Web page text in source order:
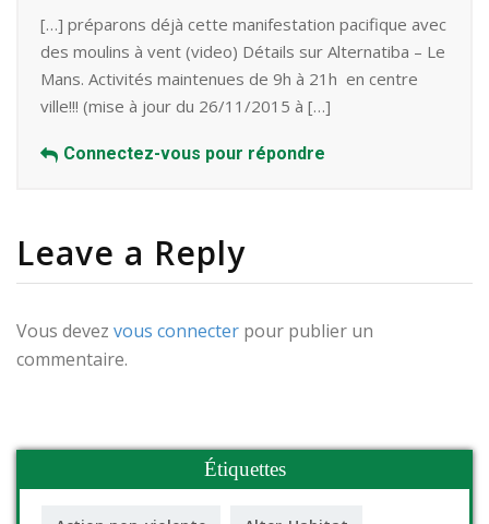
[…] préparons déjà cette manifestation pacifique avec
des moulins à vent (video) Détails sur Alternatiba – Le
Mans. Activités maintenues de 9h à 21h en centre
ville!!! (mise à jour du 26/11/2015 à […]
Connectez-vous pour répondre
Leave a Reply
Vous devez vous connecter pour publier un
commentaire.
Étiquettes